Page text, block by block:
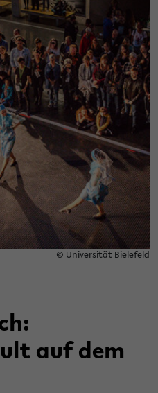
© Universität Bielefeld
auf dem